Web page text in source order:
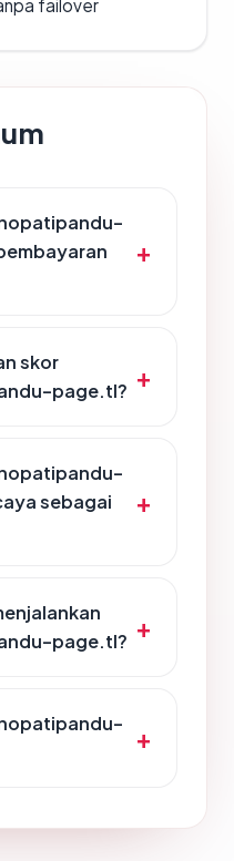
failover
skor
page.tl?
sebagai
page.tl?